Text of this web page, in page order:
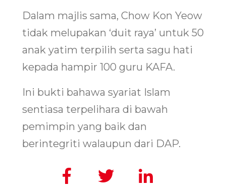
Dalam majlis sama, Chow Kon Yeow
tidak melupakan ‘duit raya’ untuk 50
anak yatim terpilih serta sagu hati
kepada hampir 100 guru KAFA.
Ini bukti bahawa syariat Islam
sentiasa terpelihara di bawah
pemimpin yang baik dan
berintegriti walaupun dari DAP.